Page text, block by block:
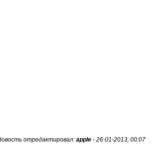
отредактировал: apple - 26-01-2013, 00:07